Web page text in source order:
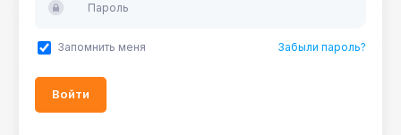
Пароль
Запомнить меня Забыли пароль?
Войти